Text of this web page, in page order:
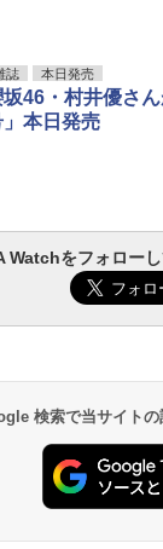
誌 本日発売
坂46・村井優さ
」本日発売
Watchをフォロー
検索で当サイト